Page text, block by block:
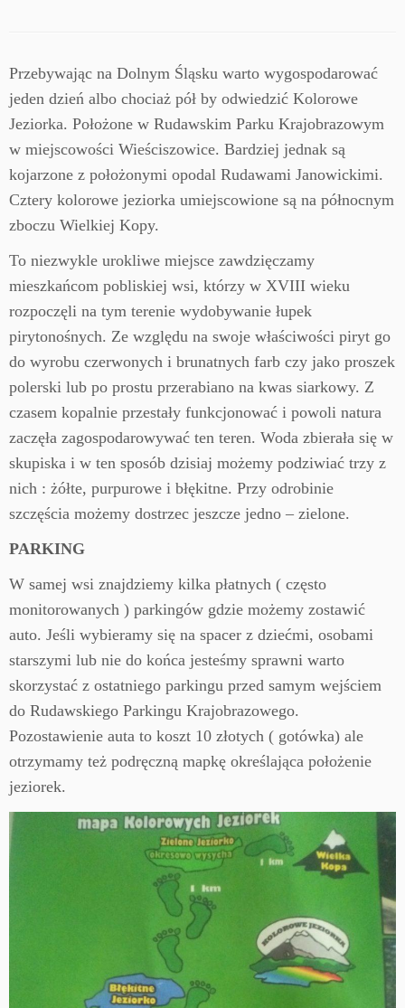
Przebywając na Dolnym Śląsku warto wygospodarować
jeden dzień albo chociaż pół by odwiedzić Kolorowe
Jeziorka. Położone w Rudawskim Parku Krajobrazowym
w miejscowości Wieściszowice. Bardziej jednak są
kojarzone z położonymi opodal Rudawami Janowickimi.
Cztery kolorowe jeziorka umiejscowione są na północnym
zboczu Wielkiej Kopy.
To niezwykle urokliwe miejsce zawdzięczamy
mieszkańcom pobliskiej wsi, którzy w XVIII wieku
rozpoczęli na tym terenie wydobywanie łupek
pirytonośnych. Ze względu na swoje właściwości piryt go
do wyrobu czerwonych i brunatnych farb czy jako proszek
polerski lub po prostu przerabiano na kwas siarkowy. Z
czasem kopalnie przestały funkcjonować i powoli natura
zaczęła zagospodarowywać ten teren. Woda zbierała się w
skupiska i w ten sposób dzisiaj możemy podziwiać trzy z
nich : żółte, purpurowe i błękitne. Przy odrobinie
szczęścia możemy dostrzec jeszcze jedno – zielone.
PARKING
W samej wsi znajdziemy kilka płatnych ( często
monitorowanych ) parkingów gdzie możemy zostawić
auto. Jeśli wybieramy się na spacer z dziećmi, osobami
starszymi lub nie do końca jesteśmy sprawni warto
skorzystać z ostatniego parkingu przed samym wejściem
do Rudawskiego Parkingu Krajobrazowego.
Pozostawienie auta to koszt 10 złotych ( gotówka) ale
otrzymamy też podręczną mapkę określająca położenie
jeziorek.